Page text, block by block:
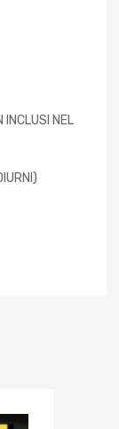
INCLUSI NEL